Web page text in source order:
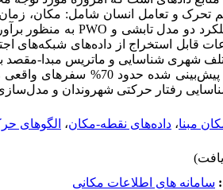
تحرک و تعامل انسان شامل: مکان،
دو مدل تابشی و PWO به منظور
قابل استخراج از داده‌های شبکه‌های
شهری شناسایی و ماتریس مبدا-مقصد
مدل شده نشان می‌دهد که سفرهای
رفتار حرکتی شهروندان و
مبنا، داده‌های نقطه-مکان، الگوهای
سامانه های اطلاعات مکانی